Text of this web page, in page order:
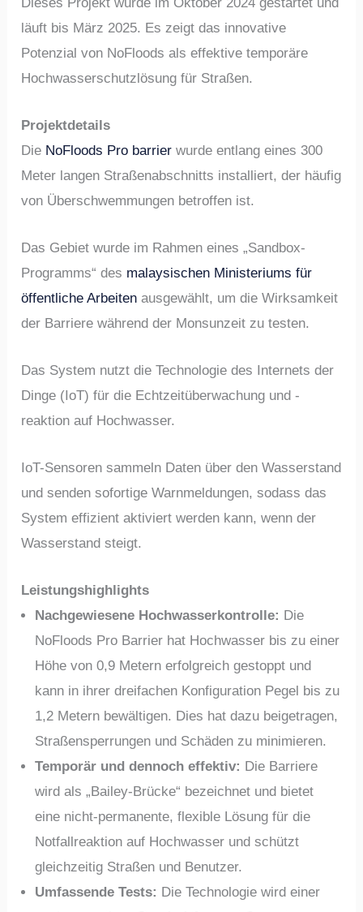
läuft bis März 2025. Es zeigt das innovative
Potenzial von NoFloods als effektive temporäre
Hochwasserschutzlösung für Straßen.
Projektdetails
Die NoFloods Pro barrier wurde entlang eines 300
Meter langen Straßenabschnitts installiert, der häufig
von Überschwemmungen betroffen ist.
Das Gebiet wurde im Rahmen eines „Sandbox-
Programms“ des malaysischen Ministeriums für
öffentliche Arbeiten ausgewählt, um die Wirksamkeit
der Barriere während der Monsunzeit zu testen.
Das System nutzt die Technologie des Internets der
Dinge (IoT) für die Echtzeitüberwachung und -
reaktion auf Hochwasser.
IoT-Sensoren sammeln Daten über den Wasserstand
und senden sofortige Warnmeldungen, sodass das
System effizient aktiviert werden kann, wenn der
Wasserstand steigt.
Leistungshighlights
Nachgewiesene Hochwasserkontrolle: Die
NoFloods Pro Barrier hat Hochwasser bis zu einer
Höhe von 0,9 Metern erfolgreich gestoppt und
kann in ihrer dreifachen Konfiguration Pegel bis zu
1,2 Metern bewältigen. Dies hat dazu beigetragen,
Straßensperrungen und Schäden zu minimieren.
Temporär und dennoch effektiv: Die Barriere
wird als „Bailey-Brücke“ bezeichnet und bietet
eine nicht-permanente, flexible Lösung für die
Notfallreaktion auf Hochwasser und schützt
gleichzeitig Straßen und Benutzer.
Umfassende Tests: Die Technologie wird einer